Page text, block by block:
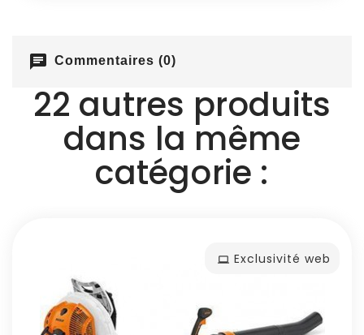
chat Commentaires (0)
22 autres produits
dans la même
catégorie :
Exclusivité web